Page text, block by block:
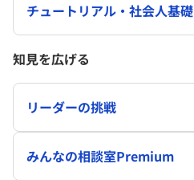
チュートリアル・社会人基礎
知見を広げる
リーダーの挑戦
みんなの相談室Premium